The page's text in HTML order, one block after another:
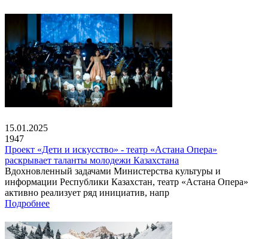
15.01.2025
1947
Проект «Дети и искусство» - театр «Астана Опера»
раскрывает таланты молодежи Казахстана
Вдохновленный задачами Министерства культуры и
информации Республики Казахстан, театр «Астана Опера»
активно реализует ряд инициатив, напр
Подробнее